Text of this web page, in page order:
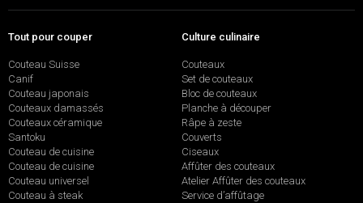
Tout pour couper
Couteau Suisse
Canif
Couteau japonais
Couteaux damassés
Couteaux céramique
Santoku
Couteau de cuisine
Couteau de cuisine
Couteau universel
Couteau à steak
Culture culinaire
Couteaux
Set de couteaux
Bloc de couteaux
Planche à découper
Râpe à zeste
Couverts
Ciseaux
Affûter des couteaux
Atelier Affûter des couteaux
Service d’affûtage